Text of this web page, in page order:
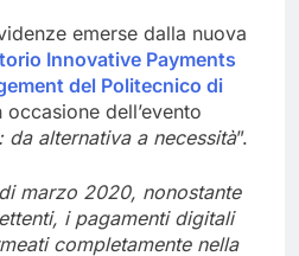
emerse dalla nuova
Innovative Payments
del Politecnico di
dell’evento
da alternativa a necessità”.
marzo 2020, nonostante
i pagamenti digitali
completamente nella